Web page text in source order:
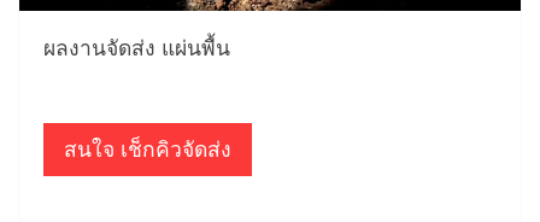
ผลงานจัดส่ง แผ่นพื้น
สนใจ เช็กคิวจัดส่ง